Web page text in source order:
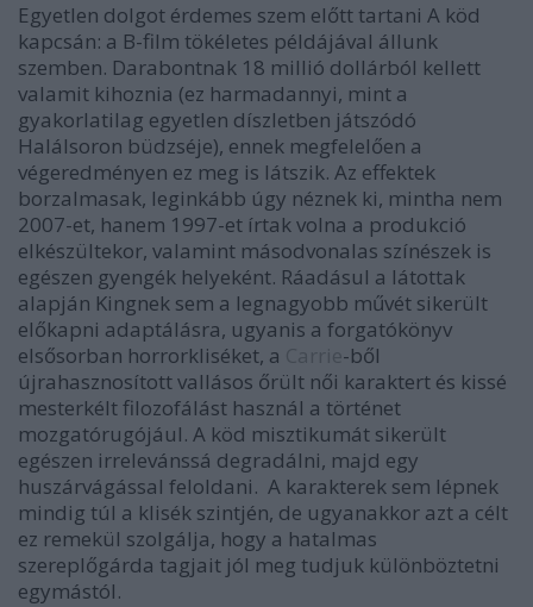
Egyetlen dolgot érdemes szem előtt tartani A köd
kapcsán: a B-film tökéletes példájával állunk
szemben. Darabontnak 18 millió dollárból kellett
valamit kihoznia (ez harmadannyi, mint a
gyakorlatilag egyetlen díszletben játszódó
Halálsoron büdzséje), ennek megfelelően a
végeredményen ez meg is látszik. Az effektek
borzalmasak, leginkább úgy néznek ki, mintha nem
2007-et, hanem 1997-et írtak volna a produkció
elkészültekor, valamint másodvonalas színészek is
egészen gyengék helyeként. Ráadásul a látottak
alapján Kingnek sem a legnagyobb művét sikerült
előkapni adaptálásra, ugyanis a forgatókönyv
elsősorban horrorkliséket, a
-ből
újrahasznosított vallásos őrült női karaktert és kissé
mesterkélt filozofálást használ a történet
mozgatórugójául. A köd misztikumát sikerült
egészen irrelevánssá degradálni, majd egy
huszárvágással feloldani. A karakterek sem lépnek
mindig túl a klisék szintjén, de ugyanakkor azt a célt
ez remekül szolgálja, hogy a hatalmas
szereplőgárda tagjait jól meg tudjuk különböztetni
egymástól.